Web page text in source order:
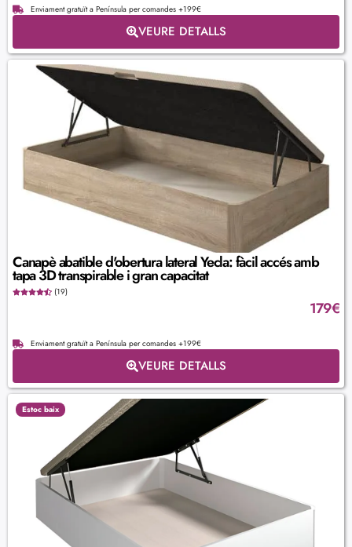
Enviament gratuït a Península per comandes +199€
VEURE DETALLS
Canapè abatible d'obertura lateral Yecla: fàcil accés amb
tapa 3D transpirable i gran capacitat
(19)
179€
Enviament gratuït a Península per comandes +199€
VEURE DETALLS
Estoc baix